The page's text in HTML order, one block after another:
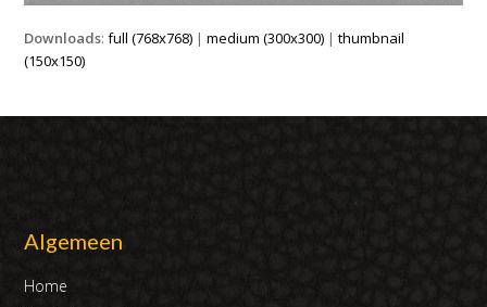
Downloads:full (768x768) |medium (300x300) |thumbnail
(150x150)
Algemeen
Home